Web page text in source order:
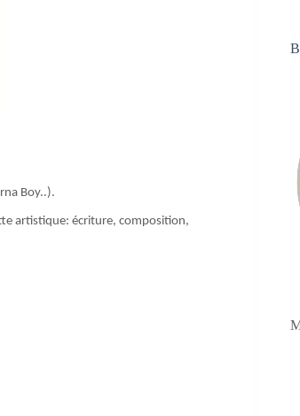
Boy..).
artistique: écriture, composition,